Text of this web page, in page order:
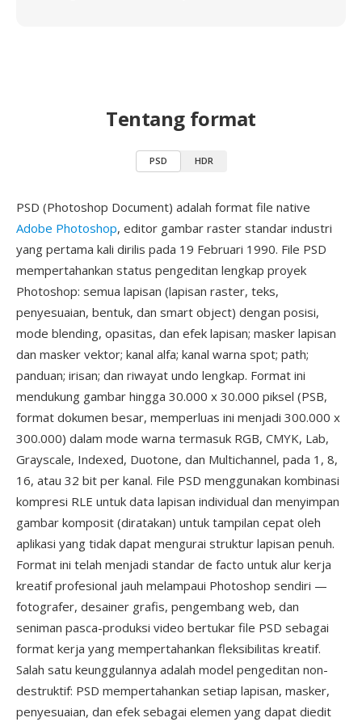
Tentang format
PSD HDR
PSD (Photoshop Document) adalah format file native
Adobe Photoshop, editor gambar raster standar industri
yang pertama kali dirilis pada 19 Februari 1990. File PSD
mempertahankan status pengeditan lengkap proyek
Photoshop: semua lapisan (lapisan raster, teks,
penyesuaian, bentuk, dan smart object) dengan posisi,
mode blending, opasitas, dan efek lapisan; masker lapisan
dan masker vektor; kanal alfa; kanal warna spot; path;
panduan; irisan; dan riwayat undo lengkap. Format ini
mendukung gambar hingga 30.000 x 30.000 piksel (PSB,
format dokumen besar, memperluas ini menjadi 300.000 x
300.000) dalam mode warna termasuk RGB, CMYK, Lab,
Grayscale, Indexed, Duotone, dan Multichannel, pada 1, 8,
16, atau 32 bit per kanal. File PSD menggunakan kombinasi
kompresi RLE untuk data lapisan individual dan menyimpan
gambar komposit (diratakan) untuk tampilan cepat oleh
aplikasi yang tidak dapat mengurai struktur lapisan penuh.
Format ini telah menjadi standar de facto untuk alur kerja
kreatif profesional jauh melampaui Photoshop sendiri —
fotografer, desainer grafis, pengembang web, dan
seniman pasca-produksi video bertukar file PSD sebagai
format kerja yang mempertahankan fleksibilitas kreatif.
Salah satu keunggulannya adalah model pengeditan non-
destruktif: PSD mempertahankan setiap lapisan, masker,
penyesuaian, dan efek sebagai elemen yang dapat diedit